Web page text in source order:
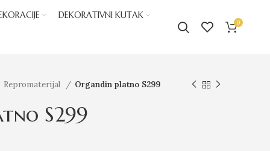
DEKORATIVNI KUTAK
0
Repromaterijal Organdin platno S299
S299